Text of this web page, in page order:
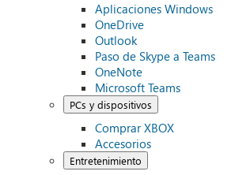
Aplicaciones Windows
OneDrive
Outlook
Paso de Skype a Teams
OneNote
Microsoft Teams
PCs y dispositivos
Comprar XBOX
Accesorios
Entretenimiento